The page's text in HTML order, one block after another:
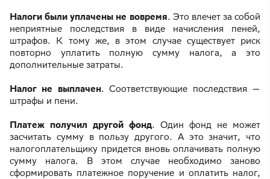
Налоги были уплачены не вовремя. Это влечет за собой
неприятные последствия в виде начисления пеней,
штрафов. К тому же, в этом случае существует риск
повторно уплатить полную сумму налога, а это
дополнительные затраты.
Налог не выплачен. Соответствующие последствия —
штрафы и пени.
Платеж получил другой фонд. Один фонд не может
засчитать сумму в пользу другого. А это значит, что
налогоплательщику придется вновь оплачивать полную
сумму налога. В этом случае необходимо заново
сформировать платежное поручение и оплатить налог,